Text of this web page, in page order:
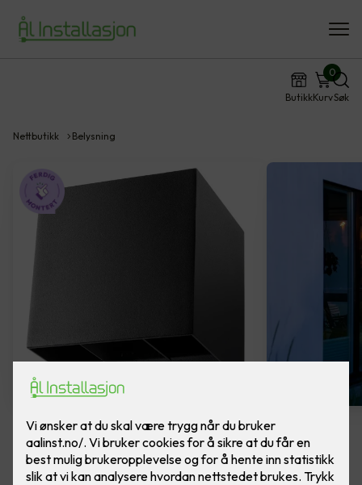
ButikkKurv
0
Søk
Nettbutikk Belysning
Artes veggarmatur grafitt